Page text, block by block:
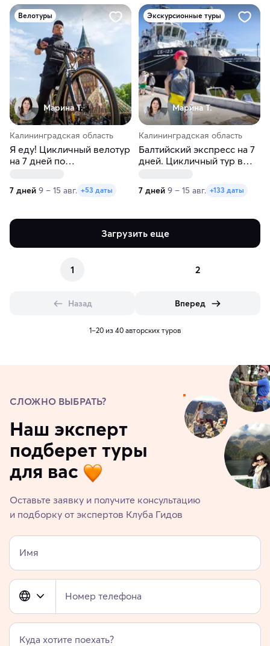
Велотуры
Марина Т.
Калининградская область
Я еду! Цикличный велотур
на 7 дней по
7 дней 9 – 15 авг. +53 даты
Экскурсионные туры
Марина Т.
Калининградская область
Балтийский экспресс на 7
дней. Цикличный тур в
7 дней 9 – 15 авг. +133 даты
Загрузить еще
1 2
Назад Вперед
1–20 из 40 авторских туров
СЛОЖНО ВЫБРАТЬ?
Наш эксперт
подберет туры
для вас
Оставьте заявку и получите консультацию
и подборку от экспертов Клуба Гидов
Имя
Номер телефона
Куда хотите поехать?